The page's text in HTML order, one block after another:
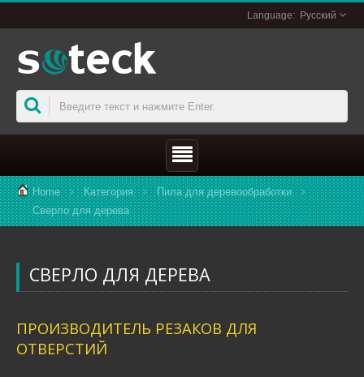
Русский
Home Категория
Пила для деревообработки
Сверло для дерева
СВЕРЛО ДЛЯ ДЕРЕВА
ПРОИЗВОДИТЕЛЬ РЕЗАКОВ ДЛЯ
ОТВЕРСТИЙ